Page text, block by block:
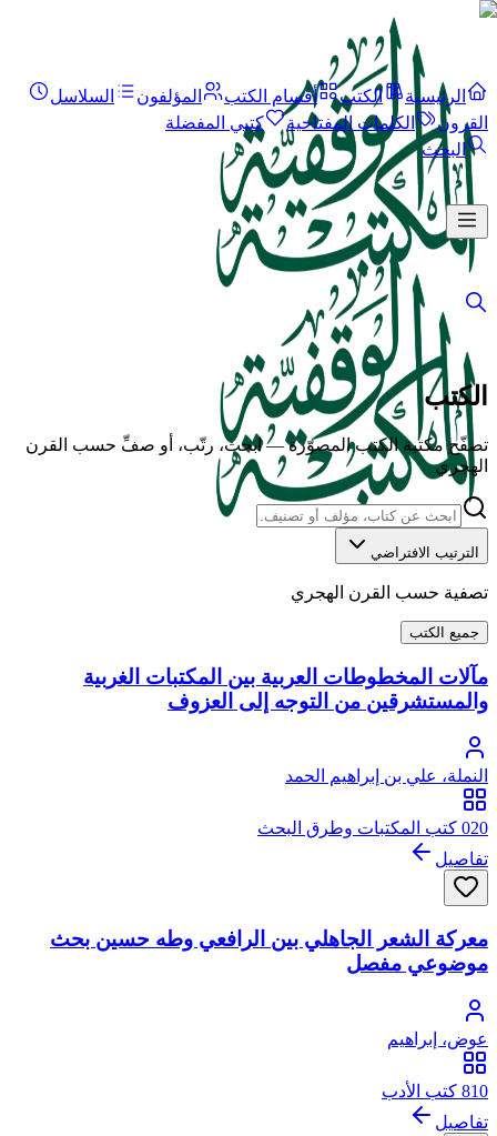
الرئيسية الكتب أقسام الكتب المؤلفون
السلاسل
القرون
الكلمات المفتاحية
كتبي المفضلة
البحث
الكتب
تصفّح مكتبة الكتب المصوّرة — ابحث، رتّب، أو صفِّ حسب القرن
الهجري
الترتيب الافتراضي
تصفية حسب القرن الهجري
جميع الكتب
مآلات المخطوطات العربية بين المكتبات الغربية
والمستشرقين من التوجه إلى العزوف
النملة، علي بن إبراهيم الحمد
020 كتب المكتبات وطرق البحث
تفاصيل
معركة الشعر الجاهلي بين الرافعي وطه حسين بحث
موضوعي مفصل
عوض، إبراهيم
810 كتب الأدب
تفاصيل